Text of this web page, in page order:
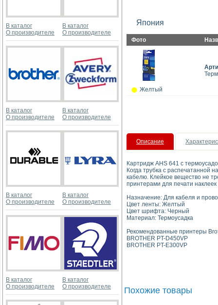
В каталог
О производителе
В каталог
О производителе
В каталог
О производителе
В каталог
О производителе
В каталог
О производителе
В каталог
О производителе
В каталог
О производителе
В каталог
О производителе
Япония
Фото
Желтый
Описание
Картридж AHS 641 с
Когда трубка с распечатанной
кабелю. Клейкое вещество не
принтерами для печати
Назначение: Для кабеля и
Цвет ленты: Желтый
Цвет шрифта: Черный
Материал: Термоусадка
Рекомендованные принтеры
BROTHER PT-D450VP
BROTHER PT-E300VP
Похожие товары